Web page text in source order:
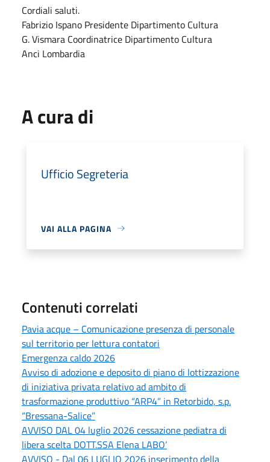
Cordiali saluti.
Fabrizio Ispano Presidente Dipartimento Cultura
G. Vismara Coordinatrice Dipartimento Cultura
Anci Lombardia
A cura di
Ufficio Segreteria
VAI ALLA PAGINA
Contenuti correlati
Pavia acque – Comunicazione presenza di personale
sul territorio per lettura contatori
Emergenza caldo 2026
Avviso di adozione e deposito di piano di lottizzazione
di iniziativa privata relativo ad ambito di
trasformazione produttivo “ARP4” in Retorbido, s.p.
“Bressana-Salice”
AVVISO DAL 04 luglio 2026 cessazione pediatra di
libera scelta DOTT.SSA Elena LABO’
AVVISO - Dal 06 LUGLIO 2026 inserimento della